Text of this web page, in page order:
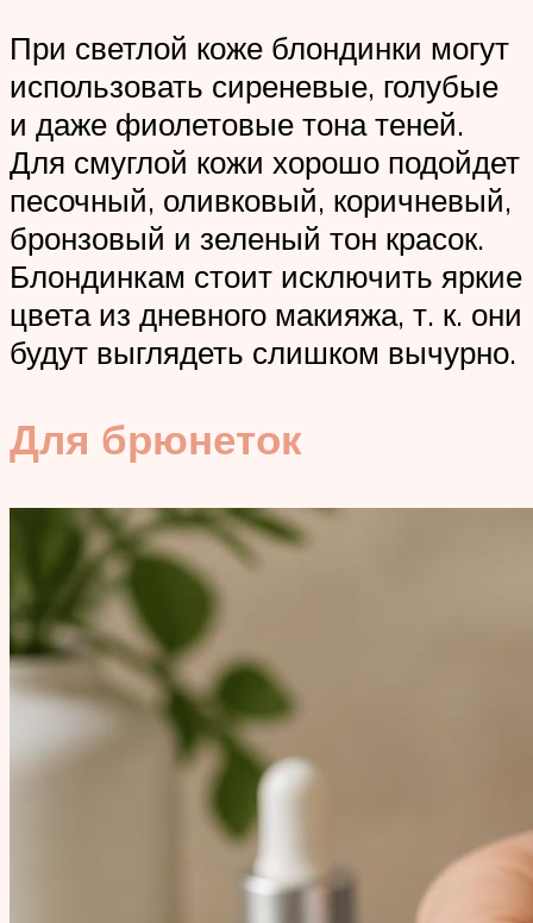
При светлой коже блондинки могут
использовать сиреневые, голубые
и даже фиолетовые тона теней.
Для смуглой кожи хорошо подойдет
песочный, оливковый, коричневый,
бронзовый и зеленый тон красок.
Блондинкам стоит исключить яркие
цвета из дневного макияжа, т. к. они
будут выглядеть слишком вычурно.
Для брюнеток